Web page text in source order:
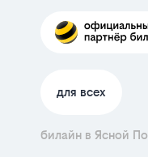
для всех
билайн в Ясной